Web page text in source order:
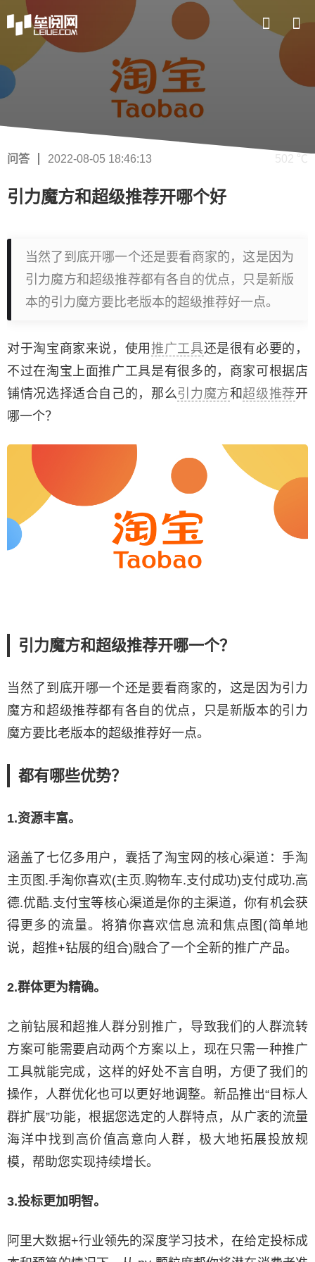
问答 2022-08-05 18:46:13 502 ℃
引力魔方和超级推荐开哪个好
当然了到底开哪一个还是要看商家的，这是因为
引力魔方和超级推荐都有各自的优点，只是新版
本的引力魔方要比老版本的超级推荐好一点。
对于淘宝商家来说，使用 推广工具还是很有必要的，
不过在淘宝上面推广工具是有很多的，商家可根据店
铺情况选择适合自己的，那么引力魔方和 超级推荐开
哪一个？
引力魔方和超级推荐开哪一个？
当然了到底开哪一个还是要看商家的，这是因为引力
魔方和超级推荐都有各自的优点，只是新版本的引力
魔方要比老版本的超级推荐好一点。
都有哪些优势？
1.资源丰富。
涵盖了七亿多用户，囊括了淘宝网的核心渠道：手淘
主页图.手淘你喜欢(主页.购物车.支付成功)支付成功.高
德.优酷.支付宝等核心渠道是你的主渠道，你有机会获
得更多的流量。将猜你喜欢信息流和焦点图(简单地
说，超推+钻展的组合)融合了一个全新的推广产品。
2.群体更为精确。
之前钻展和超推人群分别推广，导致我们的人群流转
方案可能需要启动两个方案以上，现在只需一种推广
工具就能完成，这样的好处不言自明，方便了我们的
操作，人群优化也可以更好地调整。新品推出“目标人
群扩展”功能，根据您选定的人群特点，从广袤的流量
海洋中找到高价值高意向人群，极大地拓展投放规
模，帮助您实现持续增长。
3.投标更加明智。
阿里大数据+行业领先的深度学习技术，在给定投标成